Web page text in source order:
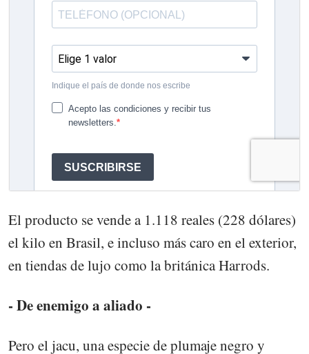
El producto se vende a 1.118 reales (228 dólares)
el kilo en Brasil, e incluso más caro en el exterior,
en tiendas de lujo como la británica Harrods.
- De enemigo a aliado -
Pero el jacu, una especie de plumaje negro y